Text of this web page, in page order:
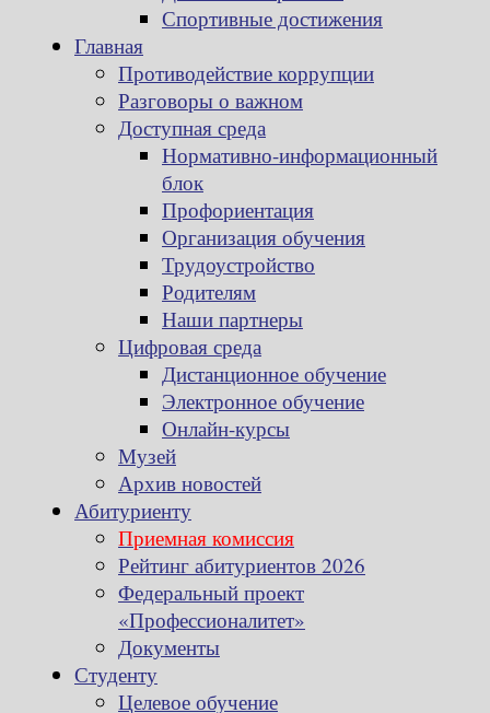
Спортивные достижения
Главная
Противодействие коррупции
Разговоры о важном
Доступная среда
Нормативно-информационный
блок
Профориентация
Организация обучения
Трудоустройство
Родителям
Наши партнеры
Цифровая среда
Дистанционное обучение
Электронное обучение
Онлайн-курсы
Музей
Архив новостей
Абитуриенту
Приемная комиссия
Рейтинг абитуриентов 2026
Федеральный проект
«Профессионалитет»
Документы
Студенту
Целевое обучение